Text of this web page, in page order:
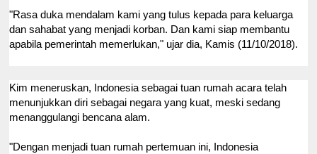
"Rasa duka mendalam kami yang tulus kepada para keluarga
dan sahabat yang menjadi korban. Dan kami siap membantu
apabila pemerintah memerlukan," ujar dia, Kamis (11/10/2018).
Kim meneruskan, Indonesia sebagai tuan rumah acara telah
menunjukkan diri sebagai negara yang kuat, meski sedang
menanggulangi bencana alam.
"Dengan menjadi tuan rumah pertemuan ini, Indonesia